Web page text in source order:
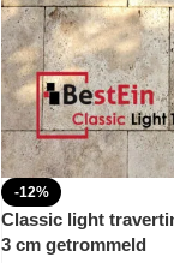
-12%
Classic light
3 cm getrommeld